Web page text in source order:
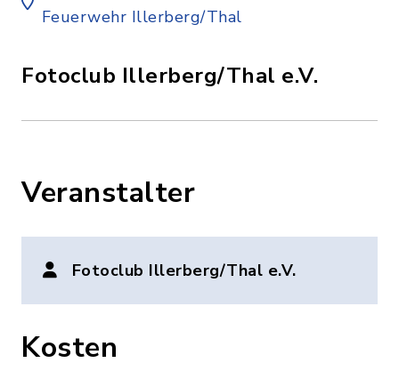
Feuerwehr Illerberg/Thal
Fotoclub Illerberg/Thal e.V.
Veranstalter
Fotoclub Illerberg/Thal e.V.
Kosten